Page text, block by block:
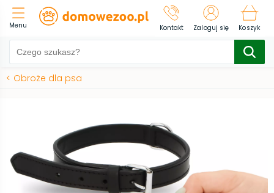
Menu Kontakt Zaloguj się Koszyk
< Obroże dla psa